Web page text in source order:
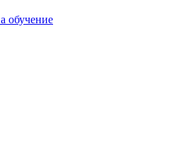
обучение